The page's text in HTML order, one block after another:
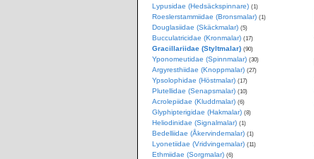
Lypusidae (Hedsäckspinnare) (1)
Roeslerstammiidae (Bronsmalar) (1)
Douglasiidae (Skäckmalar) (5)
Bucculatricidae (Kronmalar) (17)
Gracillariidae (Styltmalar) (90)
Yponomeutidae (Spinnmalar) (30)
Argyresthiidae (Knoppmalar) (27)
Ypsolophidae (Höstmalar) (17)
Plutellidae (Senapsmalar) (10)
Acrolepiidae (Kluddmalar) (6)
Glyphipterigidae (Hakmalar) (8)
Heliodinidae (Signalmalar) (1)
Bedelliidae (Åkervindemalar) (1)
Lyonetiidae (Vridvingemalar) (11)
Ethmiidae (Sorgmalar) (6)